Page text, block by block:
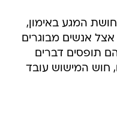
המגע באימון,
אצל אנשים מבוגרים
תופסים דברים
חוש המישוש עובד